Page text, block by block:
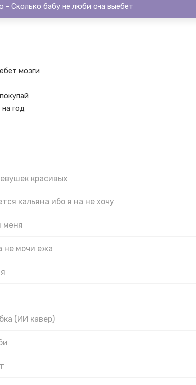
- Сколько бабу не люби она выебет
мозги
год
красивых
кальяна ибо я на не хочу
меня
не мочи ежа
(ИИ кавер)